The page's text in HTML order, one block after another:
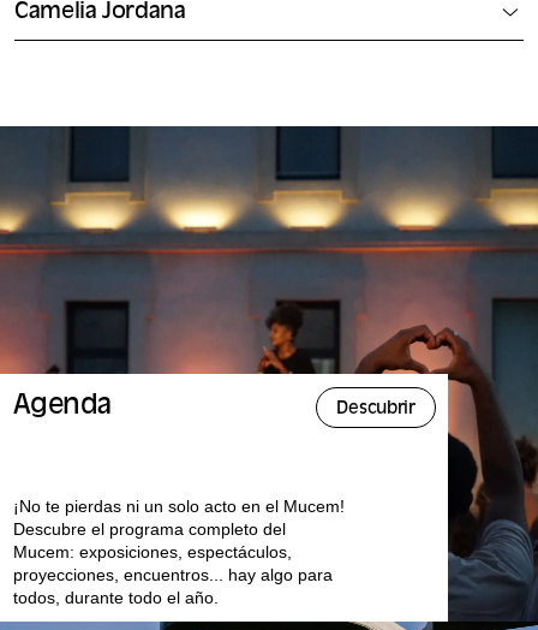
Camelia Jordana
Agenda Descubrir
¡No te pierdas ni un solo acto en el Mucem!
Descubre el programa completo del
Mucem: exposiciones, espectáculos,
proyecciones, encuentros... hay algo para
todos, durante todo el año.